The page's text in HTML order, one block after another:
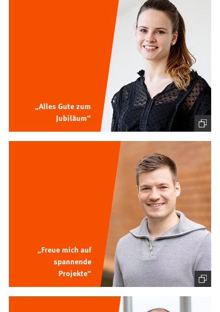
„Alles Gute zum
Jubiläum“
„Freue mich auf
spannende
Projekte“